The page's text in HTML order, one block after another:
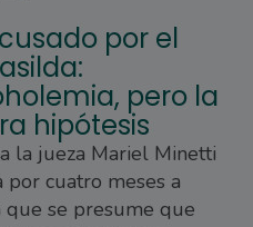
por el
pero la
hipótesis
la jueza Mariel Minetti
cuatro meses a
que se presume que